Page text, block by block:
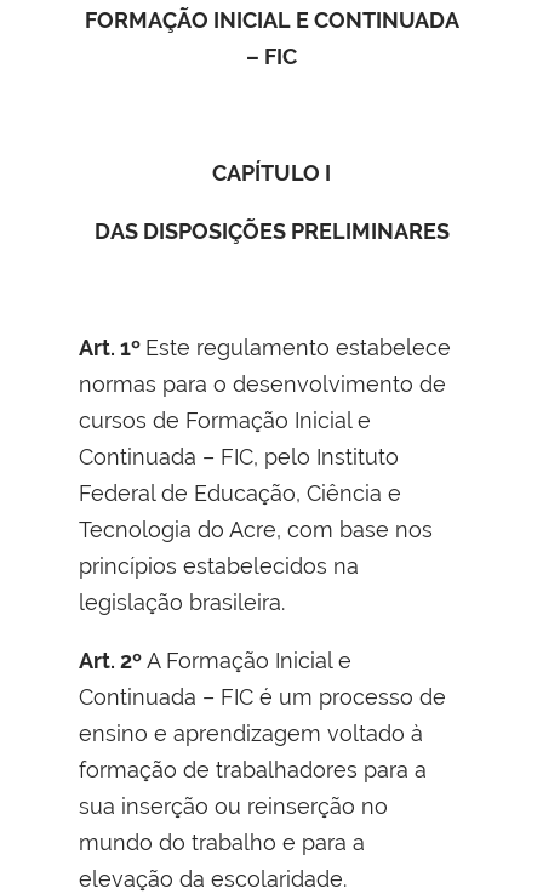
FORMAÇÃO INICIAL E CONTINUADA
– FIC
CAPÍTULO I
DAS DISPOSIÇÕES PRELIMINARES
Art. 1º Este regulamento estabelece
normas para o desenvolvimento de
cursos de Formação Inicial e
Continuada – FIC, pelo Instituto
Federal de Educação, Ciência e
Tecnologia do Acre, com base nos
princípios estabelecidos na
legislação brasileira.
Art. 2ºA Formação Inicial e
Continuada – FIC é um processo de
ensino e aprendizagem voltado à
formação de trabalhadores para a
sua inserção ou reinserção no
mundo do trabalho e para a
elevação da escolaridade.